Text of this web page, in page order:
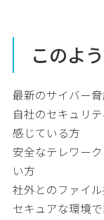
このよ
最新のサイバー
自社のセキュリ
感じている方
安全なテレワー
い方
社外とのファイ
セキュアな環境